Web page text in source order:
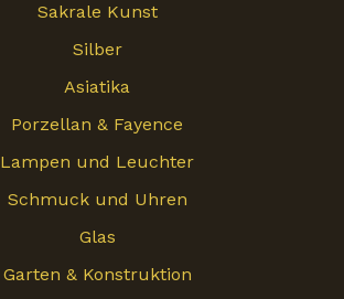
Sakrale Kunst
Silber
Asiatika
Porzellan & Fayence
Lampen und Leuchter
Schmuck und Uhren
Glas
Garten & Konstruktion